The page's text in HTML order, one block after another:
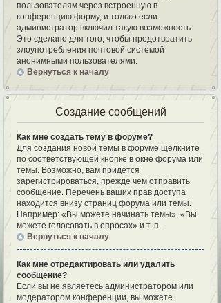
пользователям через встроенную в
конференцию форму, и только если
администратор включил такую возможность.
Это сделано для того, чтобы предотвратить
злоупотребления почтовой системой
анонимными пользователями.
Вернуться к началу
Создание сообщений
Как мне создать тему в форуме?
Для создания новой темы в форуме щёлкните
по соответствующей кнопке в окне форума или
темы. Возможно, вам придётся
зарегистрироваться, прежде чем отправить
сообщение. Перечень ваших прав доступа
находится внизу страниц форума или темы.
Например: «Вы можете начинать темы», «Вы
можете голосовать в опросах» и т. п.
Вернуться к началу
Как мне отредактировать или удалить
сообщение?
Если вы не являетесь администратором или
модератором конференции, вы можете